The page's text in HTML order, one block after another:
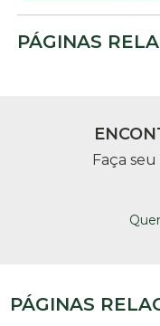
PÁGINAS
Faça
PÁGINAS